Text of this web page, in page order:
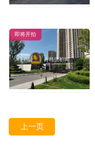
即将开拍
上一页